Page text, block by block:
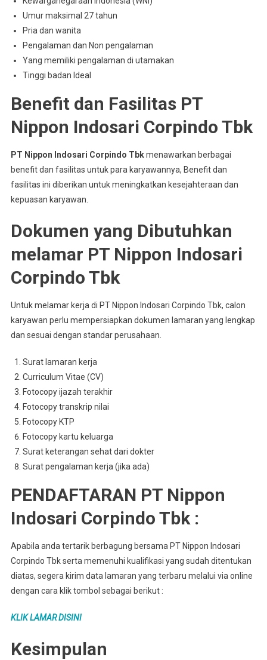
Umur maksimal 27 tahun
Pria dan wanita
Pengalaman dan Non pengalaman
Yang memiliki pengalaman di utamakan
Tinggi badan Ideal
Benefit dan Fasilitas PT
Nippon Indosari Corpindo Tbk
PT Nippon Indosari Corpindo Tbkmenawarkan berbagai
benefit dan fasilitas untuk para karyawannya, Benefit dan
fasilitas ini diberikan untuk meningkatkan kesejahteraan dan
kepuasan karyawan.
Dokumen yang Dibutuhkan
melamar PT Nippon Indosari
Corpindo Tbk
Untuk melamar kerja di PT Nippon Indosari Corpindo Tbk, calon
karyawan perlu mempersiapkan dokumen lamaran yang lengkap
dan sesuai dengan standar perusahaan.
Surat lamaran kerja
Curriculum Vitae (CV)
Fotocopy ijazah terakhir
Fotocopy transkrip nilai
Fotocopy KTP
Fotocopy kartu keluarga
Surat keterangan sehat dari dokter
Surat pengalaman kerja (jika ada)
PENDAFTARAN PT Nippon
Indosari Corpindo Tbk :
Apabila anda tertarik berbagung bersama PT Nippon Indosari
Corpindo Tbk serta memenuhi kualifikasi yang sudah ditentukan
diatas, segera kirim data lamaran yang terbaru melalui via online
dengan cara klik tombol sebagai berikut :
KLIK LAMAR DISINI
Kesimpulan